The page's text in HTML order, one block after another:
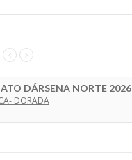
DÁRSENA NORTE 2026
DORADA